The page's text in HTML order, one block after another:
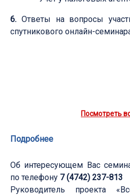
6. Ответы на вопросы
спутникового онлайн-
Посмотреть
Подробнее
Об интересующем Вас
по телефону 7 (4742) 237-813
Руководитель проекта